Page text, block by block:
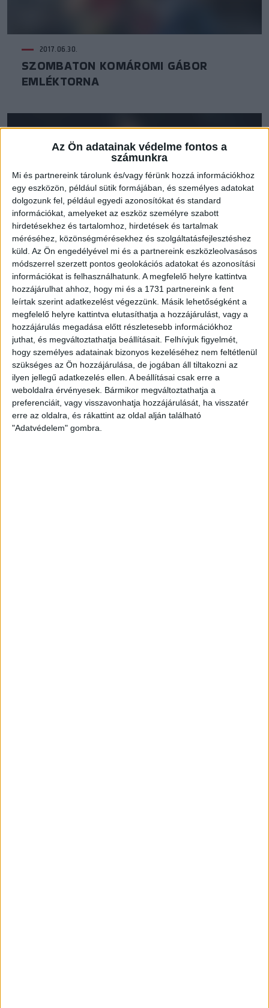
Az Ön adatainak védelme fontos a
számunkra
Mi és partnereink tárolunk és/vagy férünk hozzá információkhoz
egy eszközön, például sütik formájában, és személyes adatokat
dolgozunk fel, például egyedi azonosítókat és standard
információkat, amelyeket az eszköz személyre szabott
hirdetésekhez és tartalomhoz, hirdetések és tartalmak
méréséhez, közönségmérésekhez és szolgáltatásfejlesztéshez
küld. Az Ön engedélyével mi és a partnereink eszközleolvasásos
módszerrel szerzett pontos geolokációs adatokat és azonosítási
információkat is felhasználhatunk. A megfelelő helyre kattintva
hozzájárulhat ahhoz, hogy mi és a 1731 partnereink a fent
leírtak szerint adatkezelést végezzünk. Másik lehetőségként a
megfelelő helyre kattintva elutasíthatja a hozzájárulást, vagy a
hozzájárulás megadása előtt részletesebb információkhoz
juthat, és megváltoztathatja beállításait. Felhívjuk figyelmét,
hogy személyes adatainak bizonyos kezeléséhez nem feltétlenül
szükséges az Ön hozzájárulása, de jogában áll tiltakozni az
ilyen jellegű adatkezelés ellen. A beállításai csak erre a
weboldalra érvényesek. Bármikor megváltoztathatja a
preferenciáit, vagy visszavonhatja hozzájárulását, ha visszatér
erre az oldalra, és rákattint az oldal alján található
"Adatvédelem" gombra.
2017.06.30.
SZOMBATON KOMÁROMI GÁBOR
EMLÉKTORNA
2017.06.29.
KOPJAFA KOMCSI EMLÉKÉRE